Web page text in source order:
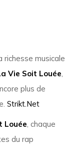
richesse musicale
Vie Soit Louée,
plus de
Strikt.Net
Louée, chaque
du rap